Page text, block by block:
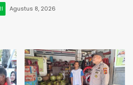
Agustus 8, 2026